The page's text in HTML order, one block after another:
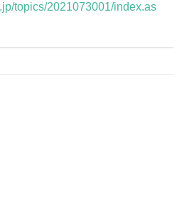
topics/2021073001/index.as